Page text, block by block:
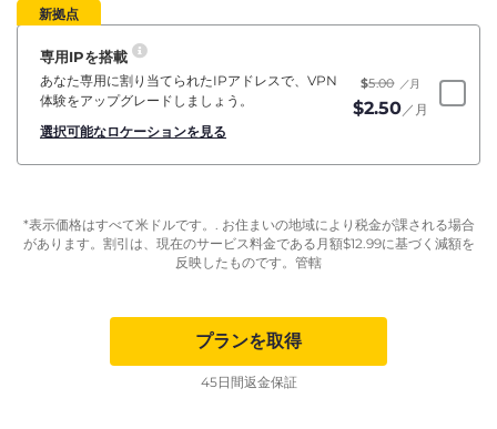
新拠点
専用IPを搭載
あなた専用に割り当てられたIPアドレスで、VPN
体験をアップグレードしましょう。
選択可能なロケーションを見る
$5.00 ／月
$2.50 ／月
*表示価格はすべて米ドルです。. お住まいの地域により税金が課される場合
があります。割引は、現在のサービス料金である月額$12.99に基づく減額を
反映したものです。管轄
プランを取得
45日間返金保証